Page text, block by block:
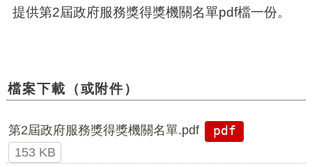
提供第2屆政府服務獎得獎機關名單pdf檔一份。
檔案下載（或附件）
第2屆政府服務獎得獎機關名單.pdf
pdf
153 KB